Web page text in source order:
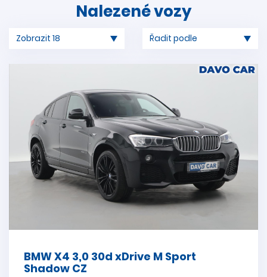
Nalezené vozy
BMW X4 3,0 30d xDrive M Sport
Shadow CZ